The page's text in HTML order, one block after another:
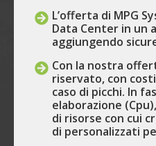
L’offerta di MPG
Data Center in un
aggiungendo
Con la nostra
riservato, con
caso di picchi. In
elaborazione
di risorse con cui
di personalizzati